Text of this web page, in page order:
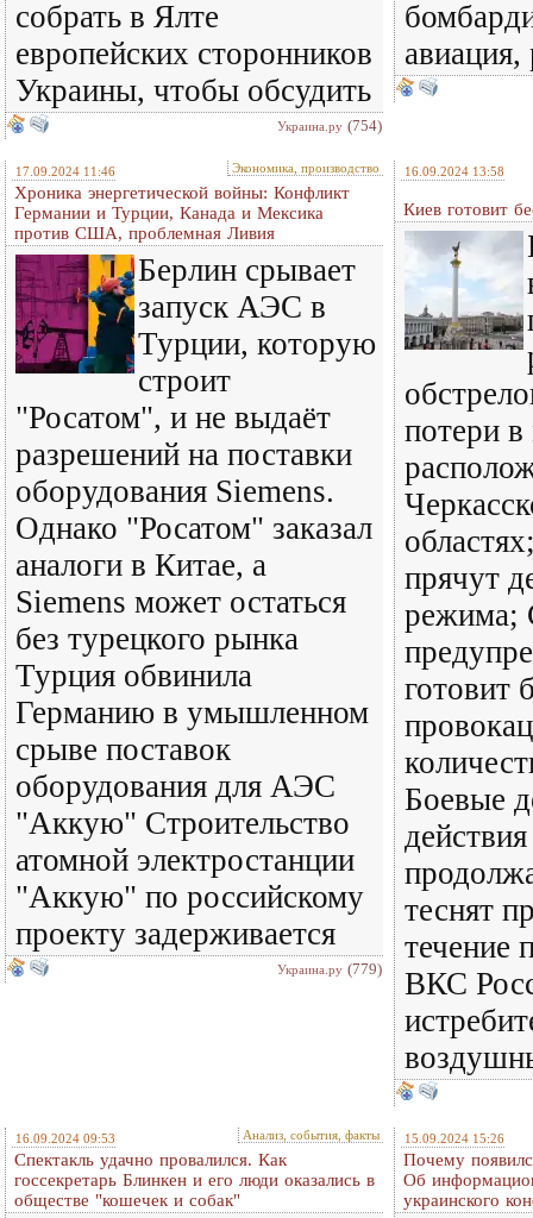
собрать в Ялте
европейских сторонников
Украины, чтобы обсудить
Украина.ру (754)
авиация,
17.09.2024 11:46 Экономика, производство
Хроника энергетической войны: Конфликт
Германии и Турции, Канада и Мексика
против США, проблемная Ливия
Берлин срывает
запуск АЭС в
Турции, которую
строит
"Росатом", и не выдаёт
разрешений на поставки
оборудования Siemens.
Однако "Росатом" заказал
аналоги в Китае, а
Siemens может остаться
без турецкого рынка
Турция обвинила
Германию в умышленном
срыве поставок
оборудования для АЭС
"Аккую" Строительство
атомной электростанции
"Аккую" по российскому
проекту задерживается
Украина.ру (779)
16.09.2024 13:58
Киев готовит
потери в
прячут
режима;
готовит
Боевые
теснят
течение
ВКС
16.09.2024 09:53 Анализ, события, факты
Спектакль удачно провалился. Как
госсекретарь Блинкен и его люди оказались в
обществе "кошечек и собак"
15.09.2024 15:26
Почему
Об
украинского